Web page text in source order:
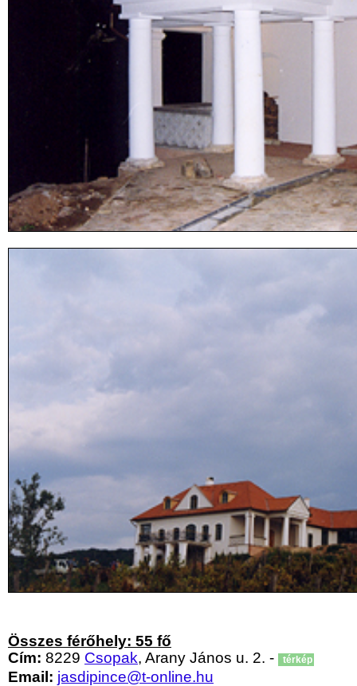
Összes férőhely: 55 fő
Cím: 8229 Csopak, Arany János u. 2. - térkép
Email: jasdipince@t-online.hu